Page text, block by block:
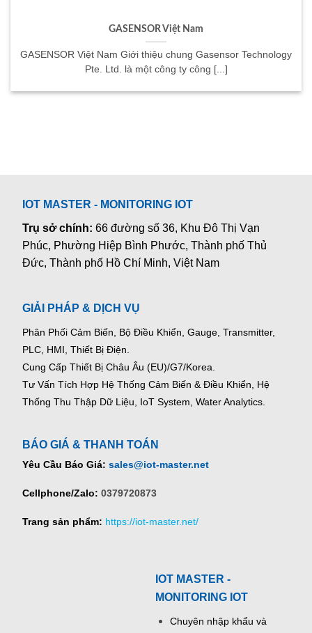
GASENSOR Việt Nam
GASENSOR Việt Nam Giới thiệu chung Gasensor Technology
Pte. Ltd. là một công ty công [...]
IOT MASTER - MONITORING IOT
Trụ sở chính:66 đường số 36, Khu Đô Thị Vạn
Phúc, Phường Hiệp Bình Phước, Thành phố Thủ
Đức, Thành phố Hồ Chí Minh, Việt Nam
GIẢI PHÁP & DỊCH VỤ
Phân Phối Cảm Biến, Bộ Điều Khiển, Gauge, Transmitter,
PLC, HMI, Thiết Bị Điện.
Cung Cấp Thiết Bị Châu Âu (EU)/G7/Korea.
Tư Vấn Tích Hợp Hệ Thống Cảm Biến & Điều Khiển, Hệ
Thống Thu Thập Dữ Liệu, IoT System, Water Analytics.
BÁO GIÁ & THANH TOÁN
Yêu Cầu Báo Giá: sales@iot-master.net
Cellphone/Zalo: 0379720873
Trang sản phẩm: https://iot-master.net/
IOT MASTER -
MONITORING IOT
Chuyên nhập khẩu và